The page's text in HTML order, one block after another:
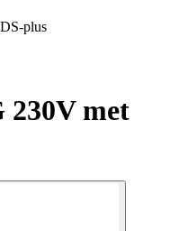
plus
230V met